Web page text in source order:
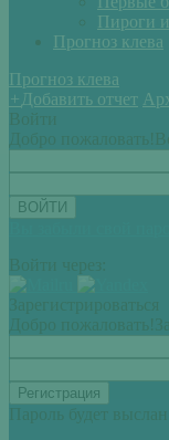
Пироги
Прогноз клева
Прогноз клева
+ Добавить отчет
Войти
Добро пожаловать!
Войти через:
Зарегистрироваться
Добро пожаловать!
Пароль будет